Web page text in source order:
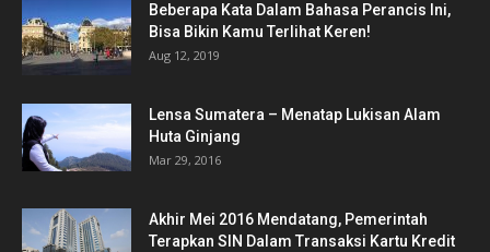
Beberapa Kata Dalam Bahasa Perancis Ini,
Bisa Bikin Kamu Terlihat Keren!
Aug 12, 2019
Lensa Sumatera – Menatap Lukisan Alam
Huta Ginjang
Mar 29, 2016
Akhir Mei 2016 Mendatang, Pemerintah
Terapkan SIN Dalam Transaksi Kartu Kredit